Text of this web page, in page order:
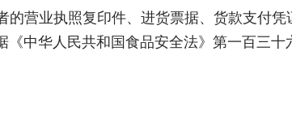
营业执照复印件、进货票据、货款支付
中华人民共和国食品安全法》第一百三十